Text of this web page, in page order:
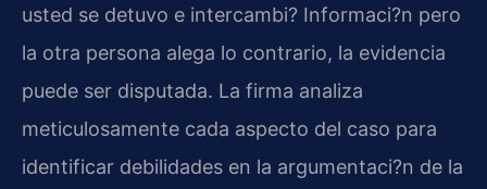
usted se detuvo e intercambi? Informaci?n pero
la otra persona alega lo contrario, la evidencia
puede ser disputada. La firma analiza
meticulosamente cada aspecto del caso para
identificar debilidades en la argumentaci?n de la